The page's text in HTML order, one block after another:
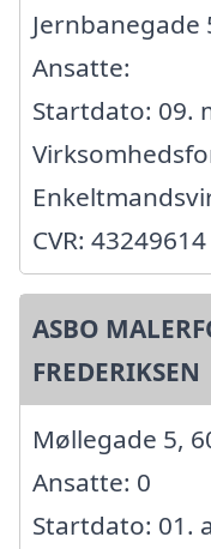
Jernbanegade
Ansatte:
Startdato: 09.
CVR: 43249614
ASBO
FREDERIKSEN
Møllegade 5,
Ansatte: 0
Startdato: 01.